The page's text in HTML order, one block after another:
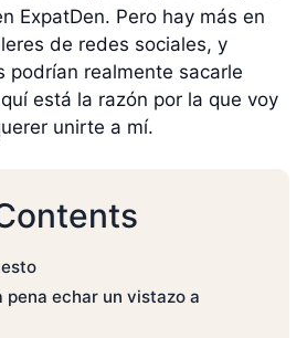
ExpatDen. Pero hay más en
de redes sociales, y
podrían realmente sacarle
está la razón por la que voy
unirte a mí.
pena echar un vistazo a